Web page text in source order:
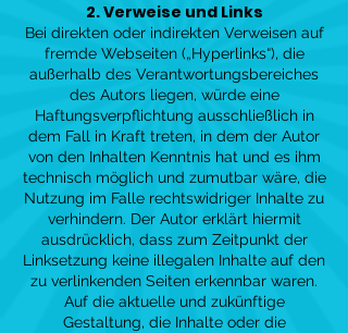
2. Verweise und Links
Bei direkten oder indirekten Verweisen auf
fremde Webseiten („Hyperlinks“), die
außerhalb des Verantwortungsbereiches
des Autors liegen, würde eine
Haftungsverpflichtung ausschließlich in
dem Fall in Kraft treten, in dem der Autor
von den Inhalten Kenntnis hat und es ihm
technisch möglich und zumutbar wäre, die
Nutzung im Falle rechtswidriger Inhalte zu
verhindern. Der Autor erklärt hiermit
ausdrücklich, dass zum Zeitpunkt der
Linksetzung keine illegalen Inhalte auf den
zu verlinkenden Seiten erkennbar waren.
Auf die aktuelle und zukünftige
Gestaltung, die Inhalte oder die